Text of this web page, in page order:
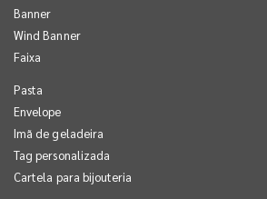
Banner
Wind Banner
Faixa
Pasta
Envelope
Imã de geladeira
Tag personalizada
Cartela para bijouteria